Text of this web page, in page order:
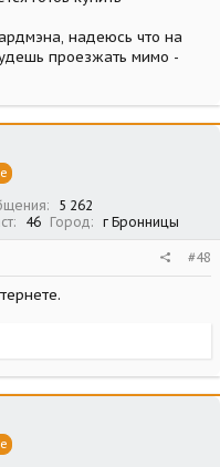
надеюсь что на
проезжать мимо -
5 262
46 Город г Бронницы
#48